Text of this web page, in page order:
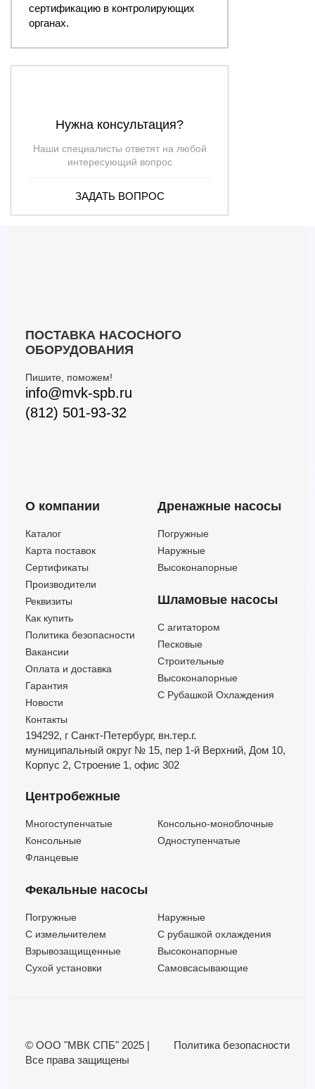
сертификацию в контролирующих
органах.
Нужна консультация?
Наши специалисты ответят на любой
интересующий вопрос
ЗАДАТЬ ВОПРОС
ПОСТАВКА НАСОСНОГО
ОБОРУДОВАНИЯ
Пишите, поможем!
info@mvk-spb.ru
(812) 501-93-32
О компании
Каталог
Карта поставок
Сертификаты
Производители
Реквизиты
Как купить
Политика безопасности
Вакансии
Оплата и доставка
Гарантия
Новости
Контакты
Дренажные насосы
Погружные
Наружные
Высоконапорные
Шламовые насосы
C агитатором
Песковые
Строительные
Высоконапорные
С Рубашкой Охлаждения
194292, г Санкт-Петербург, вн.тер.г.
муниципальный округ № 15, пер 1-й Верхний, Дом 10,
Корпус 2, Строение 1, офис 302
Центробежные
Многоступенчатые
Консольно-моноблочные
Консольные
Одноступенчатые
Фланцевые
Фекальные насосы
Погружные
Наружные
C измельчителем
С рубашкой охлаждения
Взрывозащищенные
Высоконапорные
Сухой установки
Самовсасывающие
© ООО "МВК СПБ" 2025 |
Все права защищены
Политика безопасности